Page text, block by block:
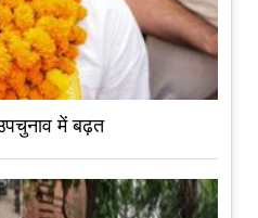
में बढ़त